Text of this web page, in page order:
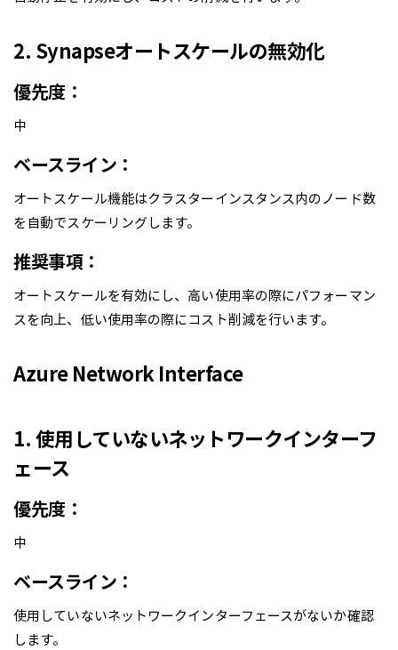
2. Synapseオートスケールの無効化
優先度：
中
ベースライン：
オートスケール機能はクラスターインスタンス内のノード数
を自動でスケーリングします。
推奨事項：
オートスケールを有効にし、高い使用率の際にパフォーマン
スを向上、低い使用率の際にコスト削減を行います。
Azure Network Interface
1. 使用していないネットワークインターフ
ェース
優先度：
中
ベースライン：
使用していないネットワークインターフェースがないか確認
します。